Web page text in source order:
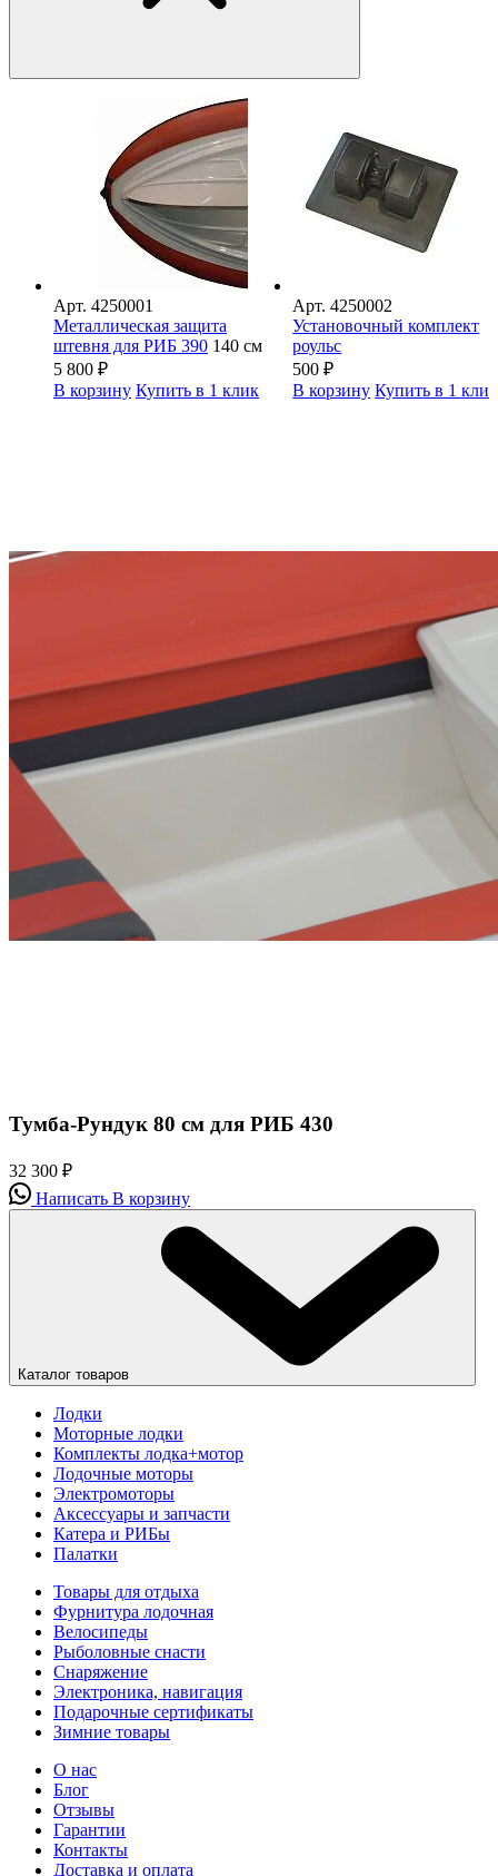
Арт. 4250001
Металлическая защита
штевня для РИБ 390 140 см
5 800 ₽
В корзину Купить в 1 клик
Арт.4250002
Установочный комплект
роульс
500₽
В корзину Купить в 1 клик
Тумба-Рундук 80 см для РИБ 430
32 300 ₽
Написать В корзину
Каталог товаров
Лодки
Моторные лодки
Комплекты лодка+мотор
Лодочные моторы
Электромоторы
Аксессуары и запчасти
Катера и РИБы
Палатки
Товары для отдыха
Фурнитура лодочная
Велосипеды
Рыболовные снасти
Снаряжение
Электроника, навигация
Подарочные сертификаты
Зимние товары
О нас
Блог
Отзывы
Гарантии
Контакты
Доставка и оплата